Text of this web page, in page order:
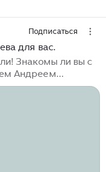
Подписаться
для вас.
Знакомы ли вы с
Андреем
ним знакомы.